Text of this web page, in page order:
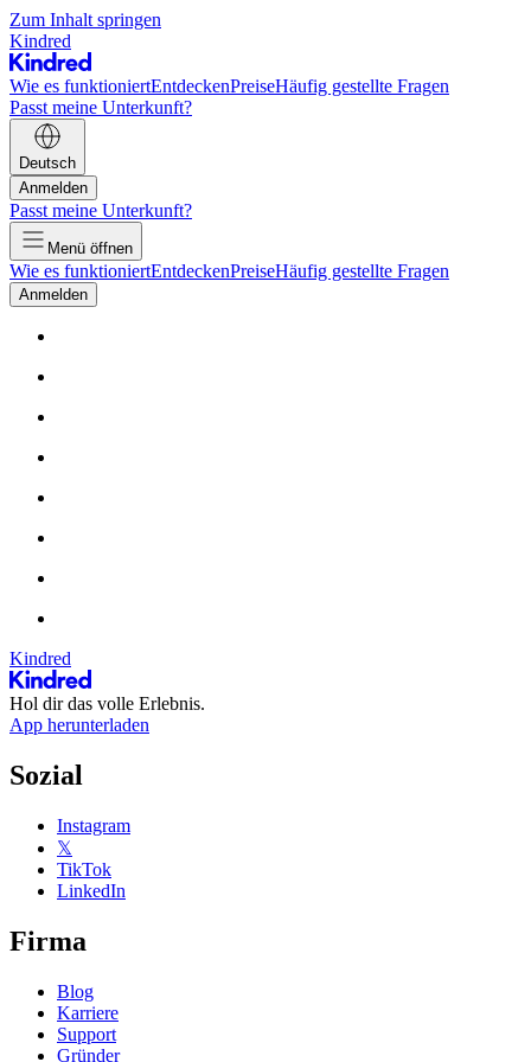
Zum Inhalt springen
Kindred
Wie es funktioniertEntdeckenPreiseHäufig gestellte Fragen
Passt meine Unterkunft?
Deutsch
Anmelden
Passt meine Unterkunft?
Menü öffnen
Wie es funktioniertEntdeckenPreiseHäufig gestellte Fragen
Anmelden
Kindred
Hol dir das volle Erlebnis.
App herunterladen
Sozial
Instagram
𝕏
TikTok
LinkedIn
Firma
Blog
Karriere
Support
Gründer